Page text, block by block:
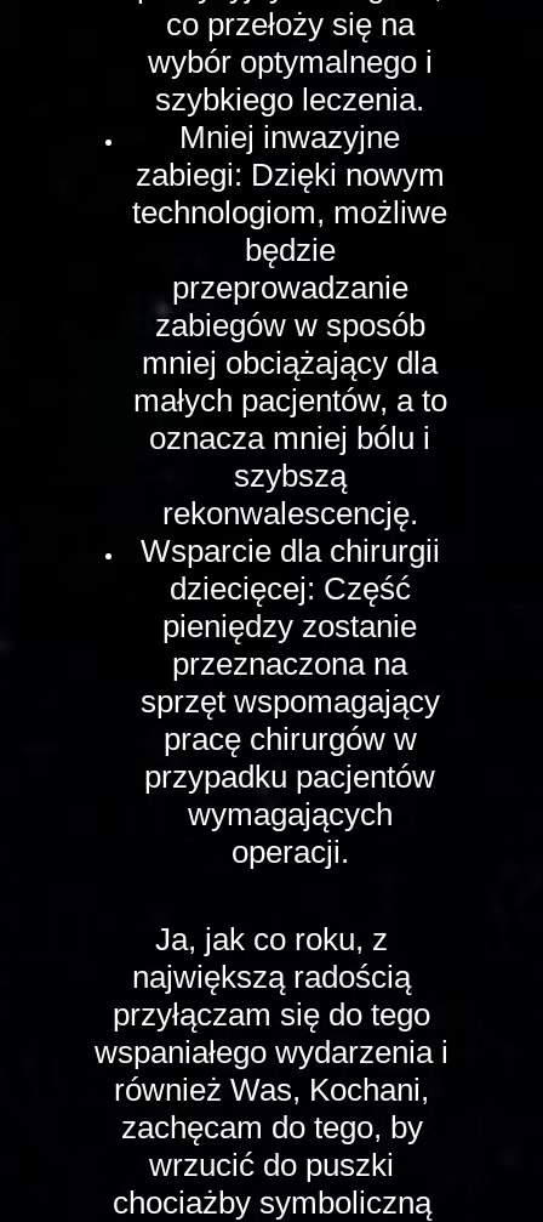
co przełoży się na
wybór optymalnego i
szybkiego leczenia.
Mniej inwazyjne
zabiegi: Dzięki nowym
technologiom, możliwe
będzie
przeprowadzanie
zabiegów w sposób
mniej obciążający dla
małych pacjentów, a to
oznacza mniej bólu i
szybszą
rekonwalescencję.
Wsparcie dla chirurgii
dziecięcej: Część
pieniędzy zostanie
przeznaczona na
sprzęt wspomagający
pracę chirurgów w
przypadku pacjentów
wymagających
operacji.
Ja, jak co roku, z
największą radością
przyłączam się do tego
wspaniałego wydarzenia i
również Was, Kochani,
zachęcam do tego, by
wrzucić do puszki
chociażby symboliczną